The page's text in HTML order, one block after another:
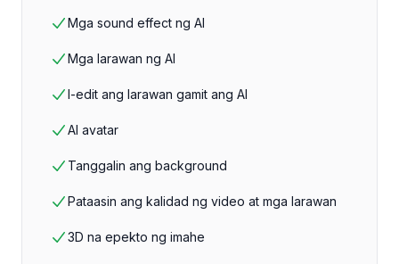
Mga sound effect ng AI
Mga larawan ng AI
I-edit ang larawan gamit ang AI
AI avatar
Tanggalin ang background
Pataasin ang kalidad ng video at mga larawan
3D na epekto ng imahe